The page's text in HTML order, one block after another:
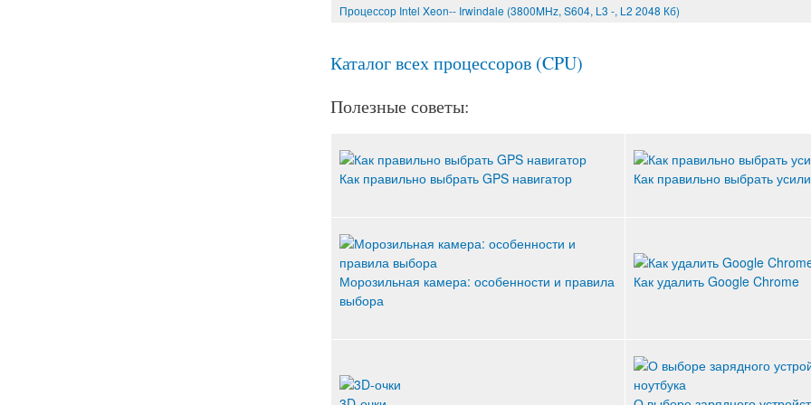
Процессор Intel Xeon-- Irwindale (3800MHz, S604, L3 -, L2 2048 Кб)
Каталог всех процессоров (CPU)
Полезные советы:
Как правильно выбрать GPS навигатор Как правильно выбрать
Морозильная камера: особенности и правила
выбора
Как удалить Google Chrome